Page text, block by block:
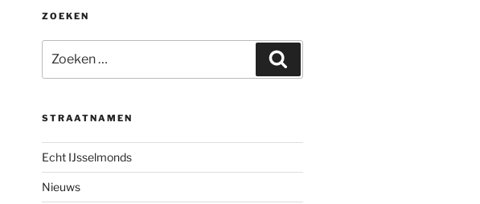
ZOEKEN
naar:
STRAATNAMEN
Echt IJsselmonds
Nieuws